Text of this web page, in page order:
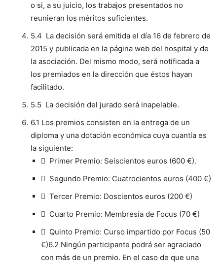
o si, a su juicio, los trabajos presentados no
reunieran los méritos suficientes.
5.4 La decisión será emitida el día 16 de febrero de
2015 y publicada en la página web del hospital y de
la asociación. Del mismo modo, será notificada a
los premiados en la dirección que éstos hayan
facilitado.
5.5 La decisión del jurado será inapelable.
6.1 Los premios consisten en la entrega de un
diploma y una dotación económica cuya cuantía es
la siguiente:
 Primer Premio: Seiscientos euros (600 €).
 Segundo Premio: Cuatrocientos euros (400 €)
 Tercer Premio: Doscientos euros (200 €)
 Cuarto Premio: Membresía de Focus (70 €)
 Quinto Premio: Curso impartido por Focus (50
€)6.2 Ningún participante podrá ser agraciado
con más de un premio. En el caso de que una